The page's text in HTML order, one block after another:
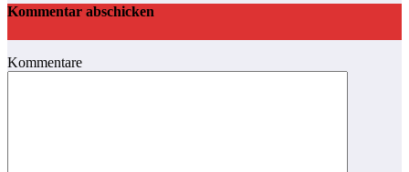
Kommentar abschicken
Kommentare